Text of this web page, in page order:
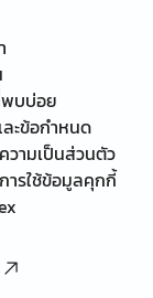
บบ่อย
ละข้อกำหนด
วามเป็นส่วนตัว
ารใช้ข้อมูลคุกกี้